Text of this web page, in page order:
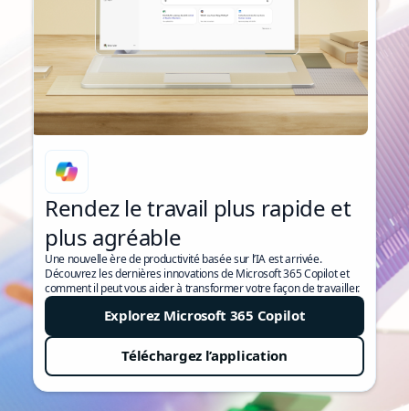
Rendez le travail plus rapide et
plus agréable
Une nouvelle ère de productivité basée sur l’IA est arrivée.
Découvrez les dernières innovations de Microsoft 365 Copilot et
comment il peut vous aider à transformer votre façon de travailler.
Explorez Microsoft 365 Copilot
Téléchargez l’application